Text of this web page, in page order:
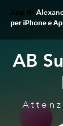
App di
per iPhone e
AB